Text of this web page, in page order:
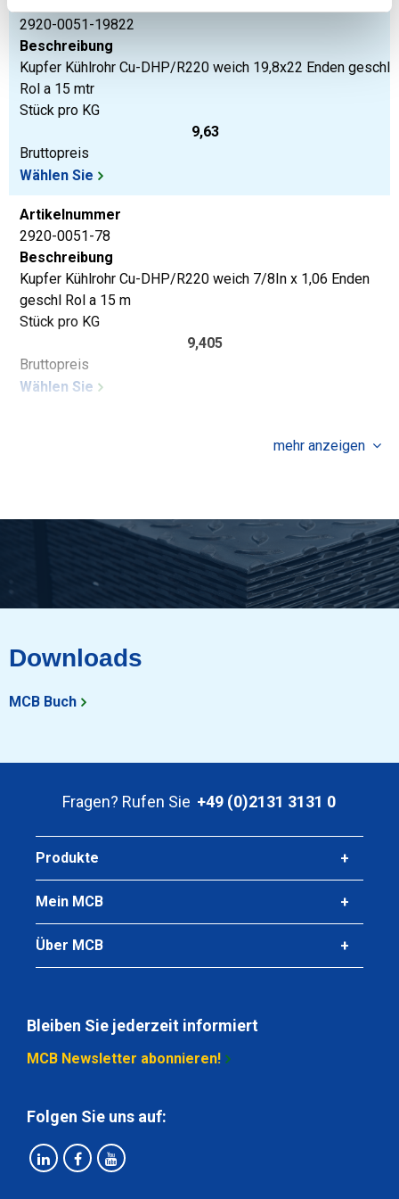
2920-0051-19822
Beschreibung
Kupfer Kühlrohr Cu-DHP/R220 weich 19,8x22 Enden geschl
Rol a 15 mtr
Stück pro KG
9,63
Bruttopreis
Wählen Sie
Artikelnummer
2920-0051-78
Beschreibung
Kupfer Kühlrohr Cu-DHP/R220 weich 7/8In x 1,06 Enden
geschl Rol a 15 m
Stück pro KG
9,405
Bruttopreis
Wählen Sie
mehr anzeigen
Downloads
MCB Buch
Fragen? Rufen Sie +49 (0)2131 3131 0
Produkte
Mein MCB
Über MCB
Bleiben Sie jederzeit informiert
MCB Newsletter abonnieren!
Folgen Sie uns auf: